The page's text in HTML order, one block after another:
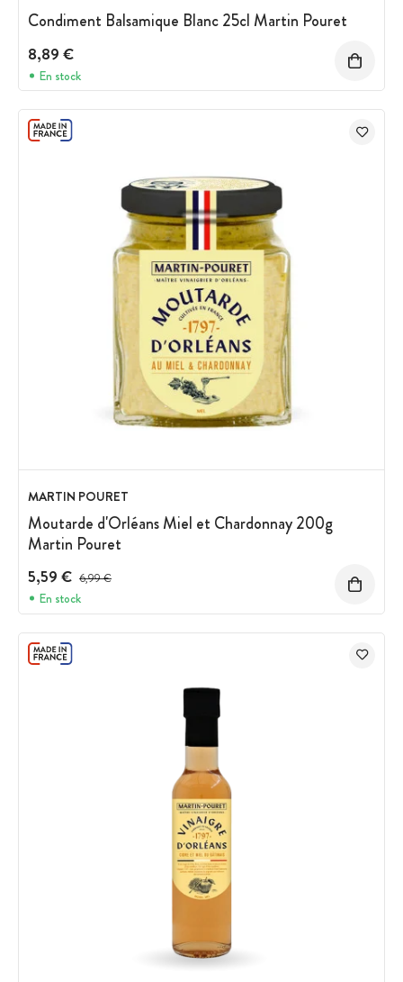
Condiment Balsamique Blanc 25cl Martin Pouret
8,89 €
En stock
MARTIN POURET
Moutarde d'Orléans Miel et Chardonnay 200g
Martin Pouret
5,59 € Prix avant réduction :
6,99 €
En stock